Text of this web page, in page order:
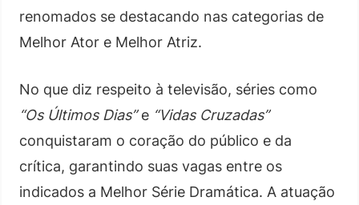
renomados se destacando nas categorias de
Melhor Ator e Melhor Atriz.
No que diz respeito à televisão, séries como
“Os Últimos Dias”e “Vidas Cruzadas”
conquistaram o coração do público e da
crítica, garantindo suas vagas entre os
indicados a Melhor Série Dramática. A atuação